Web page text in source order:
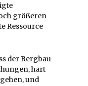
größeren
Ressource
der Bergbau
hart
und